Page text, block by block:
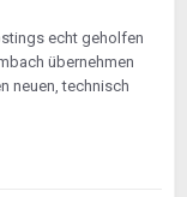
echt geholfen
übernehmen
neuen, technisch